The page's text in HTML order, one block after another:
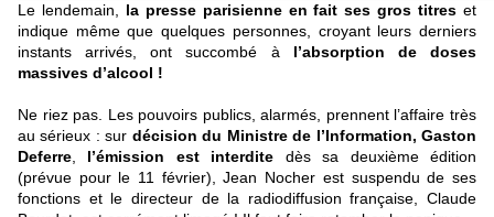
Le lendemain, la presse parisienne en fait ses gros titres et
indique même que quelques personnes, croyant leurs derniers
instants arrivés, ont succombé à l’absorption de doses
massives d’alcool !
Ne riez pas. Les pouvoirs publics, alarmés, prennent l’affaire très
au sérieux : sur décision du Ministre de l’Information, Gaston
Deferre
l’émission est interdite dès sa deuxième édition
(prévue pour le 11 février), Jean Nocher est suspendu de ses
fonctions et le directeur de la radiodiffusion française, Claude